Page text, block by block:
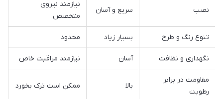
نصب سریع و آسان
نیازمند نیروی
متخصص
تنوع رنگ و طرح بسیار زیاد محدود
نگهداری و نظافت آسان نیازمند مراقبت خاص
مقاومت در برابر
رطوبت
بالا ممکن است ترک بخورد